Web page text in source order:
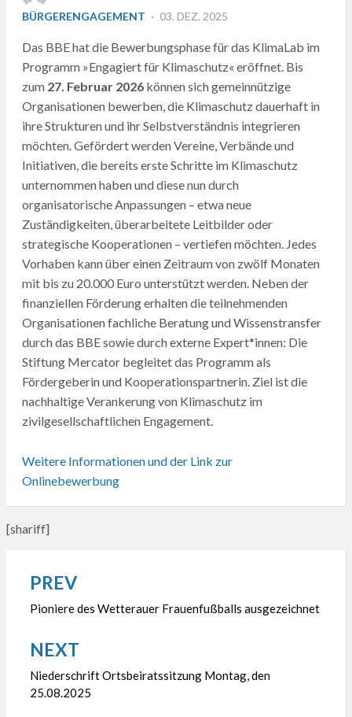
BÜRGERENGAGEMENT
POSTED
03. DEZ. 2025
Das BBE hat die Bewerbungsphase für das KlimaLab im
Programm »Engagiert für Klimaschutz« eröffnet. Bis
zum 27. Februar 2026können sich gemeinnützige
Organisationen bewerben, die Klimaschutz dauerhaft in
ihre Strukturen und ihr Selbstverständnis integrieren
möchten. Gefördert werden Vereine, Verbände und
Initiativen, die bereits erste Schritte im Klimaschutz
unternommen haben und diese nun durch
organisatorische Anpassungen – etwa neue
Zuständigkeiten, überarbeitete Leitbilder oder
strategische Kooperationen – vertiefen möchten. Jedes
Vorhaben kann über einen Zeitraum von zwölf Monaten
mit bis zu 20.000 Euro unterstützt werden. Neben der
finanziellen Förderung erhalten die teilnehmenden
Organisationen fachliche Beratung und Wissenstransfer
durch das BBE sowie durch externe Expert*innen: Die
Stiftung Mercator begleitet das Programm als
Fördergeberin und Kooperationspartnerin. Ziel ist die
nachhaltige Verankerung von Klimaschutz im
zivilgesellschaftlichen Engagement.
Weitere Informationen und der Link zur
Onlinebewerbung
[shariff]
Beitragsnavigation
PREV
Pioniere des Wetterauer Frauenfußballs ausgezeichnet
NEXT
Niederschrift Ortsbeiratssitzung Montag, den
25.08.2025